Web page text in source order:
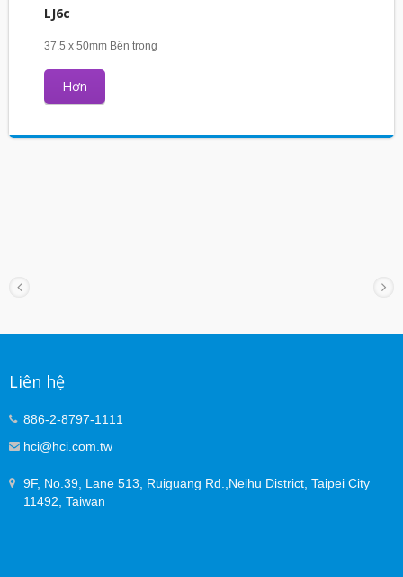
LJ6c
37.5 x 50mm Bên trong
Hơn
Liên hệ
886-2-8797-1111
hci@hci.com.tw
9F, No.39, Lane 513, Ruiguang Rd.,Neihu District, Taipei City
11492, Taiwan